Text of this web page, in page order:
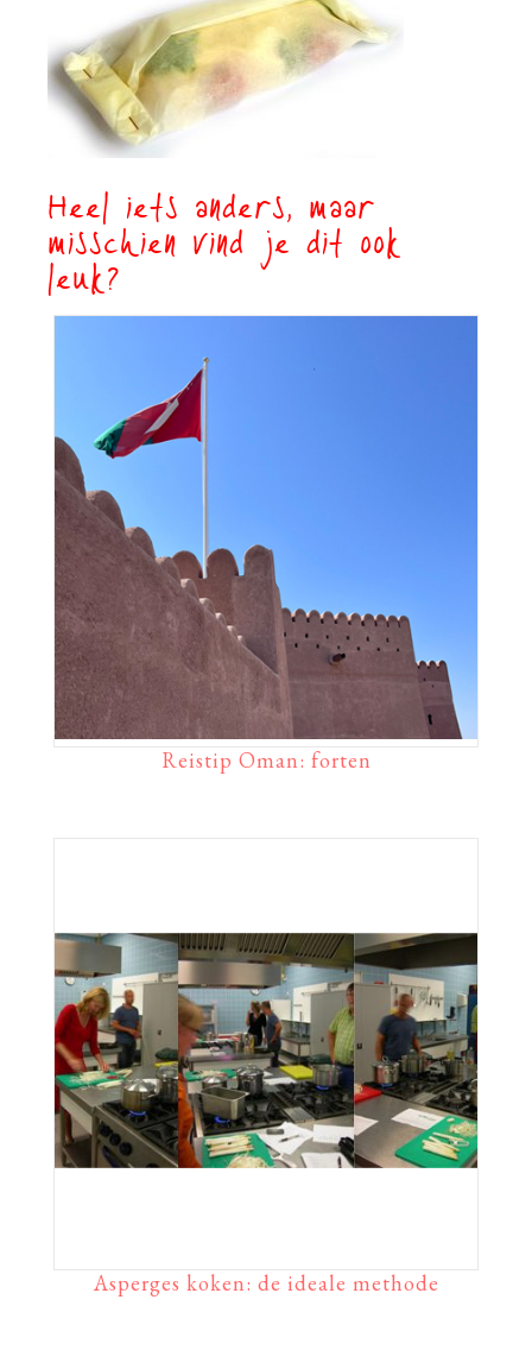
Heel iets anders, maar
misschien vind je dit ook
leuk?
Reistip Oman: forten
Asperges koken: de ideale methode